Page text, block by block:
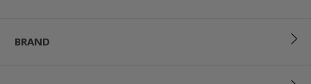
BRAND